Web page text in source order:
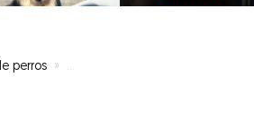
perros »